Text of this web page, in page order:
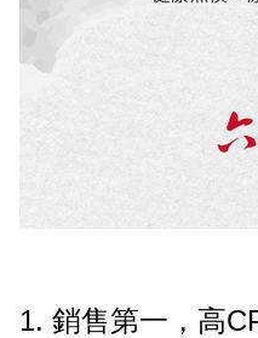
1. 銷售第一，高